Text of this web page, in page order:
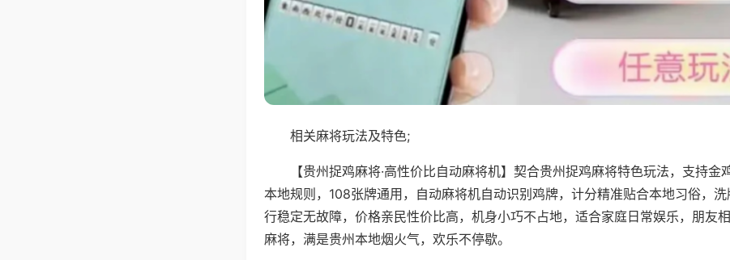
相关麻将玩法及特色;
【贵州捉鸡麻将·高性价比自动麻将机】契合贵州捉鸡麻将特色玩法，支持金
本地规则，108张牌通用，自动麻将机自动识别鸡牌，计分精准贴合本地习俗，
行稳定无故障，价格亲民性价比高，机身小巧不占地，适合家庭日常娱乐，朋友
麻将，满是贵州本地烟火气，欢乐不停歇。